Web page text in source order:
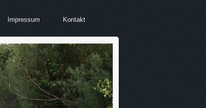
Impressum Kontakt